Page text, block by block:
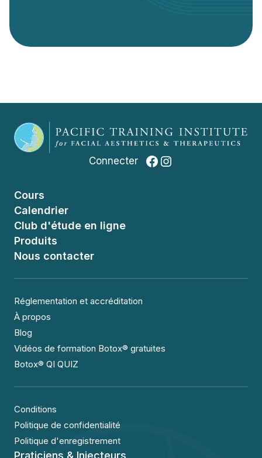
Connecter Facebook
Instagram
Cours
Calendrier
Club d'étude en ligne
Produits
Nous contacter
Réglementation et accréditation
À propos
Blog
Vidéos de formation Botox® gratuites
Botox® QI QUIZ
Conditions
Politique de confidentialité
Politique d'enregistrement